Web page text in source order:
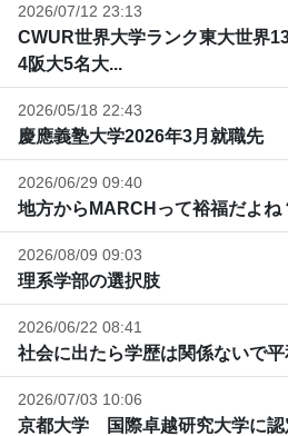
2026/07/12 23:13
CWUR世界大学ランク東大世界
4阪大5名大...
2026/05/18 22:43
慶應義塾大学2026年3月就職先
2026/06/29 09:40
地方からMARCHって裕福だよね
2026/08/09 09:03
理系学部の選択肢
2026/06/22 08:41
社会に出たら学歴は関係ないで平
2026/07/03 10:06
京都大学 国際卓越研究大学に認